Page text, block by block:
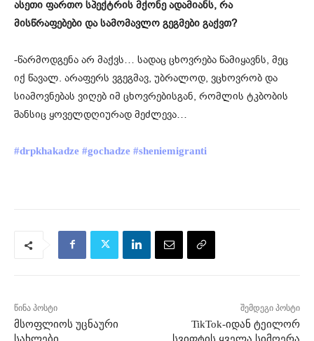
ასეთი ფართო სპექტრის მქონე ადამიანს, რა
მისწრაფებები და სამომავლო გეგმები გაქვთ?
-წარმოდგენა არ მაქვს… სადაც ცხოვრება წამიყავნს, მეც
იქ წავალ. არაფერს ვგეგმავ, უბრალოდ, ვცხოვრობ და
სიამოვნებას ვიღებ იმ ცხოვრებისგან, რომლის ტკბობის
შანსიც ყოველდღიურად მეძლევა…
#drpkhakadze #gochadze #sheniemigranti
წინა პოსტი
მსოფლიოს უცნაური
შემდეგი პოსტი
TikTok-იდან ტეილორ